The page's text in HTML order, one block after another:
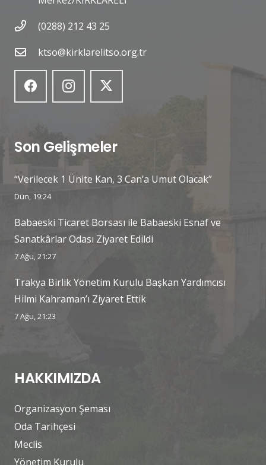
(0288) 212 43 25
ktso@kirklarelitso.org.tr
Son Gelişmeler
“Verilecek 1 Ünite Kan, 3 Can’a Umut Olacak”
Dün, 19:24
Babaeski Ticaret Borsası ile Babaeski Esnaf ve
Sanatkârlar Odası Ziyaret Edildi
7 Ağu, 21:27
Trakya Birlik Yönetim Kurulu Başkan Yardımcısı
Hilmi Kahraman’ı Ziyaret Ettik
7 Ağu, 21:23
HAKKIMIZDA
Organizasyon Şeması
Oda Tarihçesi
Meclis
Yönetim Kurulu